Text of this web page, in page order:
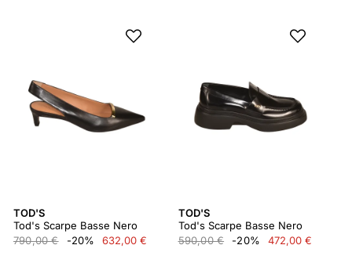
TOD'S
Tod's Scarpe Basse Nero
790,00 €
-20% 632,00 €
TOD'S
Tod's Scarpe Basse Nero
590,00 €
-20% 472,00 €